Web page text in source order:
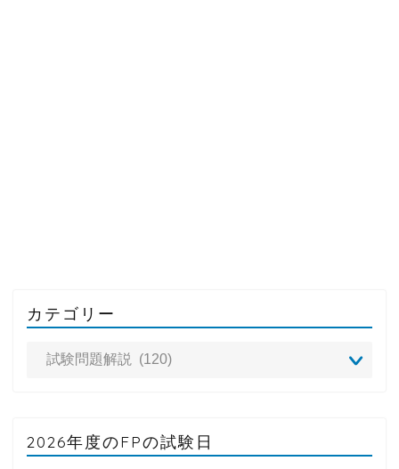
カテゴリー
2026年度のFPの試験日